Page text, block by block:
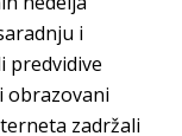
i
predvidive
obrazovani
zadržali